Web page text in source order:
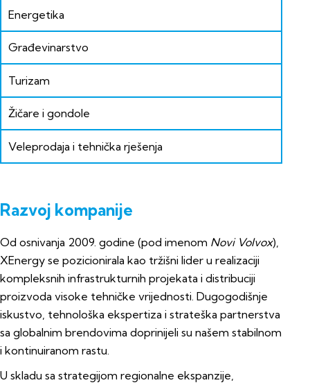
Energetika
Građevinarstvo
Turizam
Žičare i gondole
Veleprodaja i tehnička rješenja
Razvoj kompanije
Od osnivanja 2009. godine (pod imenom Novi Volvox),
XEnergy se pozicionirala kao tržišni lider u realizaciji
kompleksnih infrastrukturnih projekata i distribuciji
proizvoda visoke tehničke vrijednosti. Dugogodišnje
iskustvo, tehnološka ekspertiza i strateška partnerstva
sa globalnim brendovima doprinijeli su našem stabilnom
i kontinuiranom rastu.
U skladu sa strategijom regionalne ekspanzije,